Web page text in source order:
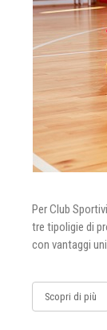
Per Club
tre tipoligie di
con vantaggi
Scopri di più